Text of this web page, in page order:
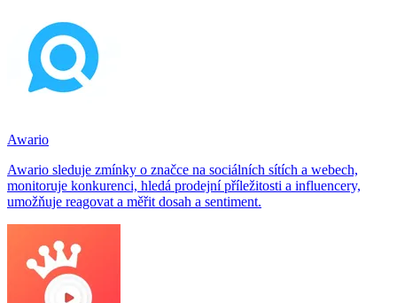
Awario
Awario sleduje zmínky o značce na sociálních sítích a webech,
monitoruje konkurenci, hledá prodejní příležitosti a influencery,
umožňuje reagovat a měřit dosah a sentiment.